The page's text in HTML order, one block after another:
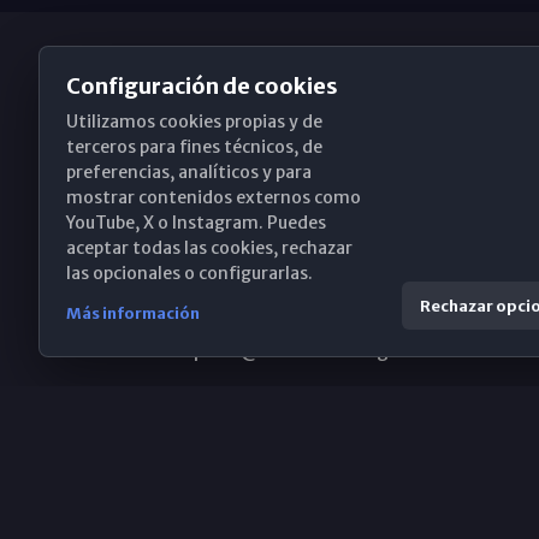
Obispado de Málaga
Santa María, 18-20. 29015 Málaga
(+34) 952 224 386
Configuración de cookies
Utilizamos cookies propias y de
terceros para fines técnicos, de
preferencias, analíticos y para
mostrar contenidos externos como
YouTube, X o Instagram. Puedes
aceptar todas las cookies, rechazar
las opcionales o configurarlas.
Más información Rechazar